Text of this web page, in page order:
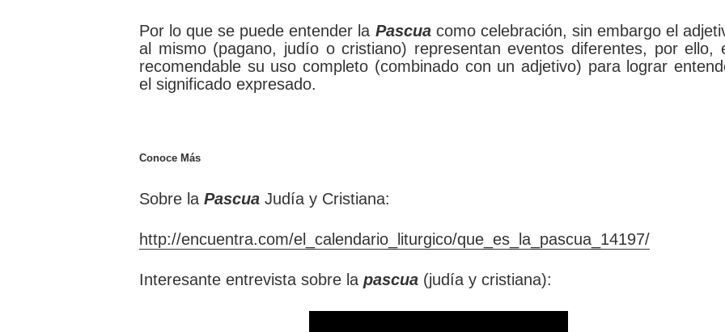
Por lo que se puede entender la Pascua como celebración, sin embargo el
al mismo (pagano, judío o cristiano) representan eventos diferentes, por ello,
recomendable su uso completo (combinado con un adjetivo) para lograr
el significado expresado.
Conoce Más
Sobre la Pascua Judía y Cristiana:
http://encuentra.com/el_calendario_liturgico/que_es_la_pascua_14197/
Interesante entrevista sobre la pascua (judía y cristiana):